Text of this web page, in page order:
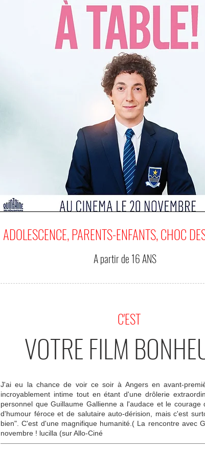
ADOLESCENCE, PARENTS-ENFANTS, CHOC
A partir de 16 ANS
C'EST
VOTRE FILM
J'ai eu la chance de voir ce soir à Angers en avant-
incroyablement intime tout en étant d'une drôlerie
personnel que Guillaume Gallienne a l'audace et le
d'humour féroce et de salutaire auto-dérision, mais c'est
bien". C'est d'une magnifique humanité.( La rencontre avec
novembre ! lucilla (sur Allo-Ciné